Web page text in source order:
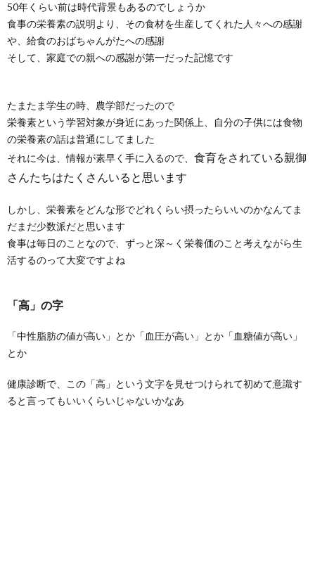
50年くらい前は時代背景もあるのでしょうか
食事の栄養素の説明より、その食材を生産してくれた人々への感謝
や、給食のおばちゃんがたへの感謝
そして、家庭での親への感謝が第一だった記憶です
たまたま学生の時、農学部だったので
栄養素という学習対象が身近にあった関係上、自分の子供には食物
の栄養素の話は普通にしてました
それに今は、情報が素早く手に入るので、 食育をされている親御
さんたちはたくさんいると思います
しかし、栄養素をどんな形でどれくらい摂ったらいいのかなんてま
だまだ少数派だと思います
食事は毎日のことなので、ずっと深～く栄養価のこと考えながら生
活するのって大変ですよね
「高」の字
「中性脂肪の値が高い」とか「血圧が高い」とか「血糖値が高い」
とか
健康診断で、この「高」という文字を見せつけられて初めて意識す
ると言ってもいいくらいじゃないかなあ